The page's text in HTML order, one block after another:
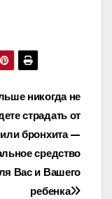
никогда не
страдать от
бронхита —
средство
Вас и Вашего
ребенка